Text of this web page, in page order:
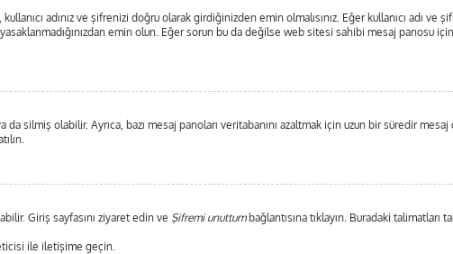
adınız ve şifrenizi doğru olarak girdiğinizden emin olmalısınız. Eğer kullanıcı adı
emin olun. Eğer sorun bu da değilse web sitesi sahibi mesaj panosu
silmiş olabilir. Ayrıca, bazı mesaj panoları veritabanını azaltmak için uzun bir süredir
Giriş sayfasını ziyaret edin ve Şifremi unuttumbağlantısına tıklayın. Buradaki
ile iletişime geçin.